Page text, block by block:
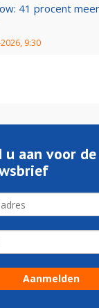
41 procent
9:30
u aan voor de